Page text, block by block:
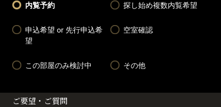
内覧予約 探し始め複数内覧希望
申込希望 or 先行申込希
望
空室確認
この部屋のみ検討中 その他
ご要望・ご質問